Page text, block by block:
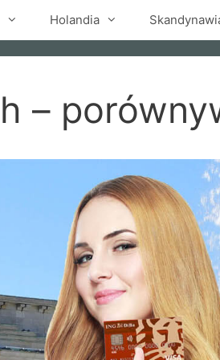
Holandia
–